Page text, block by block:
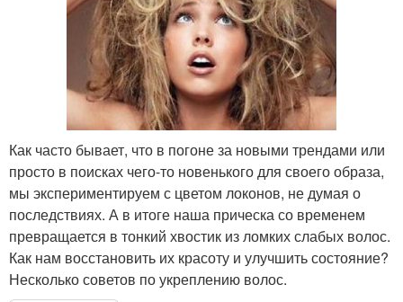
Как часто бывает, что в погоне за новыми трендами или
просто в поисках чего-то новенького для своего образа,
мы экспериментируем с цветом локонов, не думая о
последствиях. А в итоге наша прическа со временем
превращается в тонкий хвостик из ломких слабых волос.
Как нам восстановить их красоту и улучшить состояние?
Несколько советов по укреплению волос.